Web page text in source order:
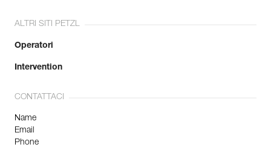
ALTRI SITI PETZL
Operatori
Intervention
CONTATTACI
Name
Email
Phone